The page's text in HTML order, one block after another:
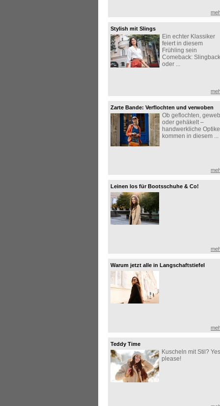
Stylish mit Slings
Ein echter Klassiker
feiert in diesem
Frühling sein
Comeback:
oder ...
Zarte Bande: Verflochten und verwoben
Ob geflochten,
oder gehäkelt –
handwerkliche
kommen in diesem ...
Leinen los für Bootsschuhe & Co!
Warum jetzt alle in Langschaftstiefel
investieren!
Teddy Time
Kuscheln mit Stil?
please!